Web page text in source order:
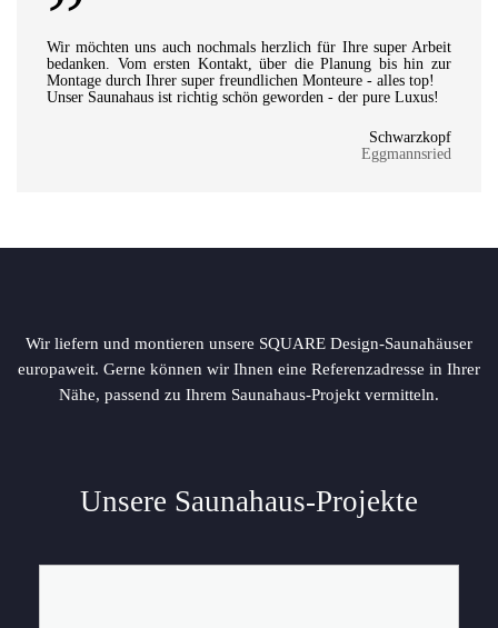
Wir möchten uns auch nochmals herzlich für Ihre super Arbeit
bedanken. Vom ersten Kontakt, über die Planung bis hin zur
Montage durch Ihrer super freundlichen Monteure - alles top!
Unser Saunahaus ist richtig schön geworden - der pure Luxus!
Schwarzkopf
Eggmannsried
Wir liefern und montieren unsere SQUARE Design-Saunahäuser
europaweit. Gerne können wir Ihnen eine Referenzadresse in Ihrer
Nähe, passend zu Ihrem Saunahaus-Projekt vermitteln.
Unsere Saunahaus-Projekte